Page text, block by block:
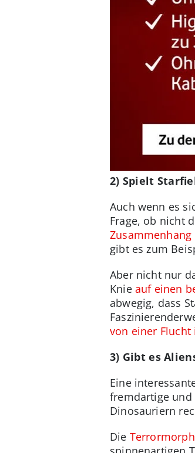
2) Spielt
Auch wenn es
Frage, ob nicht
gibt es zum
Aber nicht nur
Knie auf einen
abwegig, dass
von einer Flucht
3) Gibt es
Eine
fremdartige und
Dinosauriern
Die